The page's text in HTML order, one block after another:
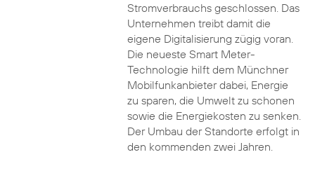
Stromverbrauchs geschlossen. Das
Unternehmen treibt damit die
eigene Digitalisierung zügig voran.
Die neueste Smart Meter-
Technologie hilft dem Münchner
Mobilfunkanbieter dabei, Energie
zu sparen, die Umwelt zu schonen
sowie die Energiekosten zu senken.
Der Umbau der Standorte erfolgt in
den kommenden zwei Jahren.